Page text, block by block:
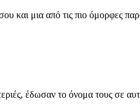
και μια από τις πιο
έδωσαν το όνομα τους σε